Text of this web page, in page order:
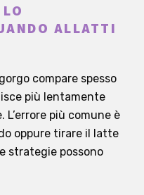
ALLATTI
compare spesso
più lentamente
più comune è
oppure tirare il latte
strategie possono